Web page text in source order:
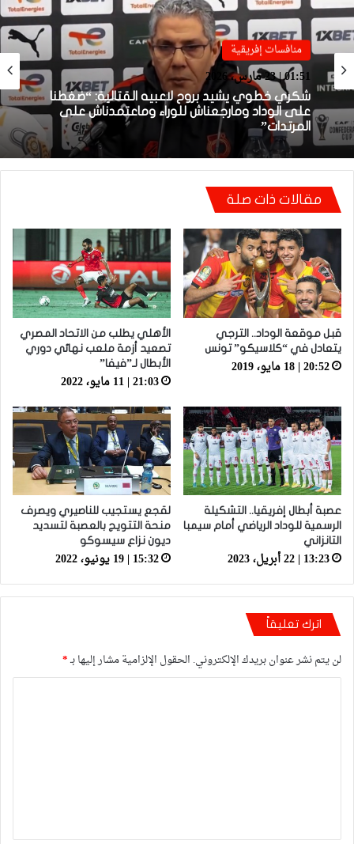
منافسات إفريقية
01:51 | 23 مارس، 2026
شكري خطوي يشيد بروح لاعبيه القتالية: “ضغطنا
على الوداد ومارجعناش للوراء وماعتمدناش على
منافسات إفريقية
01:38 | 23 مارس، 2026
بعد الإقصاء من كأس “الكاف”.. أيت منا يقيل
بنهاشم
مقالات ذات صلة
قبل موقعة الوداد.. الترجي
يتعادل في “كلاسيكو” تونس
20:52 | 18 مايو، 2019
الأهلي يطلب من الاتحاد المصري
تصعيد أزمة ملعب نهائي دوري
الأبطال لـ”فيفا”
21:03 | 11 مايو، 2022
عصبة أبطال إفريقيا.. التشكيلة
الرسمية للوداد الرياضي أمام سيمبا
التانزاني
13:23 | 22 أبريل، 2023
لقجع يستجيب للناصيري ويصرف
منحة التتويج بالعصبة لتسديد
ديون نزاع سيسوكو
15:32 | 19 يونيو، 2022
اترك تعليقاً
لن يتم نشر عنوان بريدك الإلكتروني. الحقول الإلزامية مشار إليها بـ*